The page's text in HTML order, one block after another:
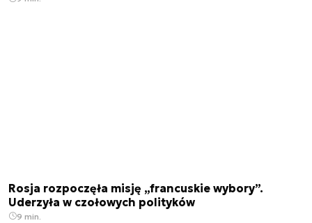
Rosja rozpoczęła misję „francuskie wybory”.
Uderzyła w czołowych polityków
9 min.